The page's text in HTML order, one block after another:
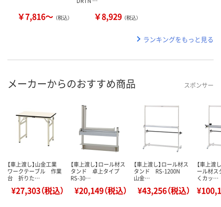
￥7,816～ （税込） ￥8,929 （税込）
ランキングをもっと見る
メーカーからのおすすめ商品 スポンサー
【車上渡し】山金工業
ワークテーブル 作業
台 折りた…
¥27,303（税込）
【車上渡し】ロール材ス
タンド 卓上タイプ
RS-30…
¥20,149（税込）
【車上渡し】ロール材ス
タンド RS-1200N
山金…
¥43,256（税込）
【車上渡
ール材ス
くカッ…